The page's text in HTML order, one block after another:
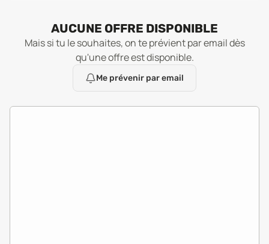
AUCUNE OFFRE DISPONIBLE
Mais si tu le souhaites, on te prévient par email dès
qu'une offre est disponible.
Me prévenir par email